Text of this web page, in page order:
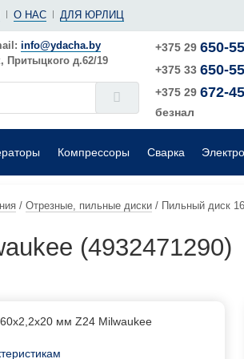
О НАС ДЛЯ ЮРЛИЦ
info@ydacha.by
Притыцкого д.62/19
+375 29 650-
+375 33 650-
+375 29 672-
безнал
Электрические
Садовые измельчители
Компрессоры Сварка
Шлифовальные машины
Поверхностные
/ Отрезные, пильные диски / Пильный диск
(4932471290)
мм Z24 Milwaukee